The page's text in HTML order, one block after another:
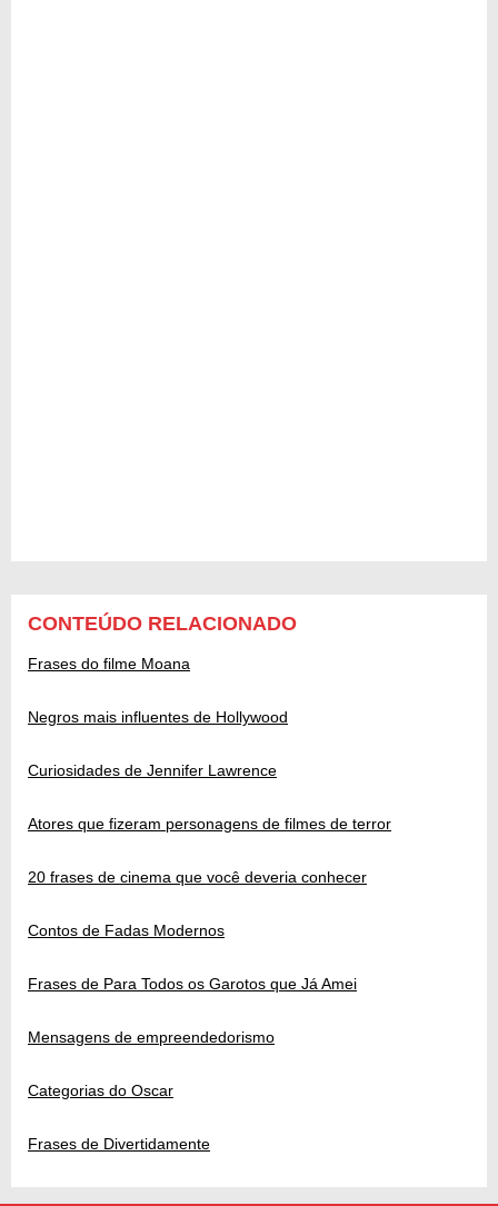
CONTEÚDO RELACIONADO
Frases do filme Moana
Negros mais influentes de Hollywood
Curiosidades de Jennifer Lawrence
Atores que fizeram personagens de filmes de terror
20 frases de cinema que você deveria conhecer
Contos de Fadas Modernos
Frases de Para Todos os Garotos que Já Amei
Mensagens de empreendedorismo
Categorias do Oscar
Frases de Divertidamente